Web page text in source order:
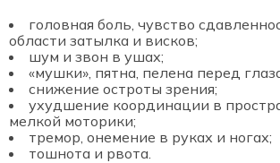
головная боль, чувство
области затылка и висков;
шум и звон в ушах;
«мушки», пятна, пелена перед
снижение остроты зрения;
ухудшение координации в
мелкой моторики;
тремор, онемение в руках и ногах;
тошнота и рвота.